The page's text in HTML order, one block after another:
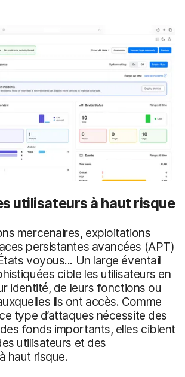
n
t
utilisateurs à haut risque
mercenaires, exploitations
persistantes avancées (APT)
voyous... Un large éventail
cible les utilisateurs en
identité, de leurs fonctions ou
ils ont accès. Comme
type d’attaques nécessite des
fonds importants, elles ciblent
utilisateurs et des
haut risque.